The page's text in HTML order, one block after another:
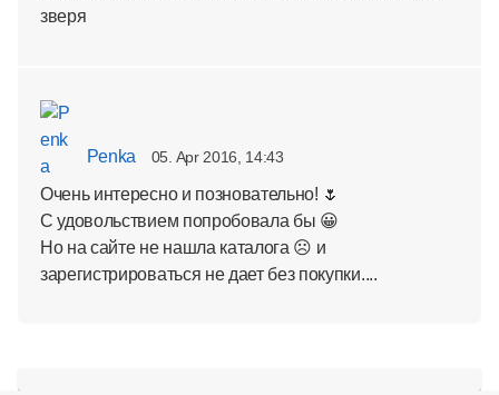
зверя
Penka 05. Apr 2016, 14:43
Очень интересно и позновательно! 🌷
С удовольствием попробовала бы 😀
Но на сайте не нашла каталога ☹ и
зарегистрироваться не дает без покупки....